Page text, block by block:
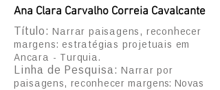
Ana Clara Carvalho Correia Cavalcante
Títu lo:
Narrar paisagens, reconhecer
margens: estratégias projetuais em
Ancara - Turquia.
Linha de Pesquisa:
Narrar por
paisagens, reconhecer margens: Novas